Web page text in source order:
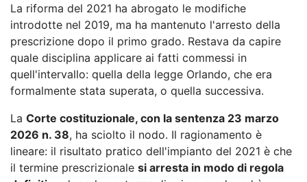
La riforma del 2021 ha abrogato le modifiche
introdotte nel 2019, ma ha mantenuto l'arresto della
prescrizione dopo il primo grado. Restava da capire
quale disciplina applicare ai fatti commessi in
quell'intervallo: quella della legge Orlando, che era
formalmente stata superata, o quella successiva.
La Corte costituzionale, con la sentenza 23 marzo
2026 n. 38, ha sciolto il nodo. Il ragionamento è
lineare: il risultato pratico dell'impianto del 2021 è che
il termine prescrizionale si arresta in modo di regola